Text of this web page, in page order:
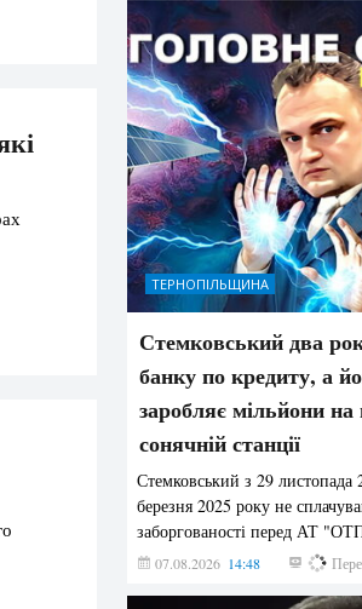
ТЕРНОПІЛЬЩИНА
Стемковський два
банку по кредиту, а
заробляє мільйони на
сонячній станції
Стемковський з 29 листопада
березня 2025 року не
заборгованості перед АТ
07.08.2026 14:48 425